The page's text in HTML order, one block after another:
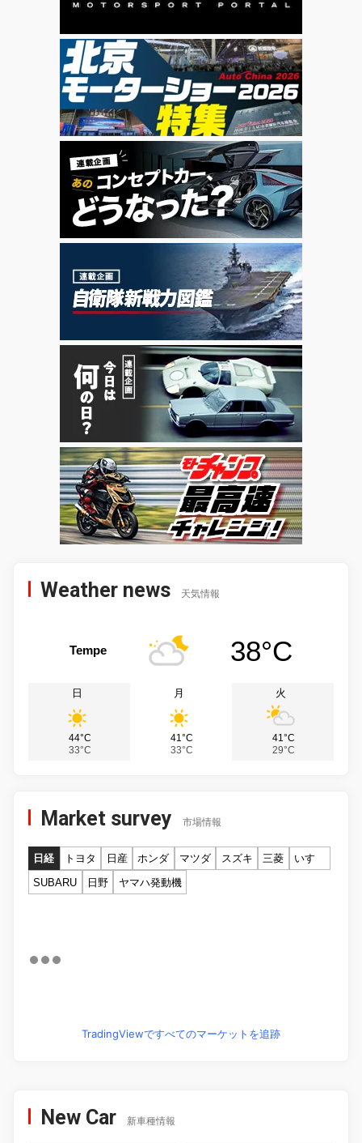
Weather news 天気情報
Tempe 38°C
日
44°C
33°C
月
41°C
33°C
火
41°C
29°C
Market survey 市場情報
日経 トヨタ 日産 ホンダ マツダ スズキ 三菱
いすゞ
SUBARU
日野 ヤマハ発動機
TradingViewですべてのマーケットを追跡
New Car 新車種情報